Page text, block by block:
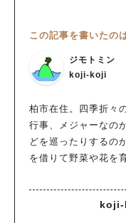
この記事を書いたの
ジモトミン
koji-koji
柏市在住。四季折々
行事、メジャーなの
どを巡ったりするの
を借りて野菜や花を
koji-